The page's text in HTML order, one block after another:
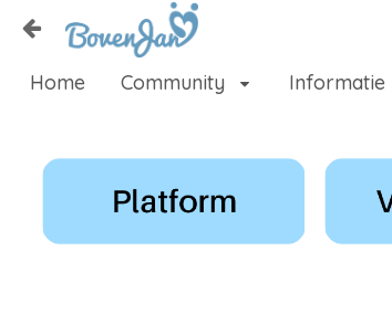
Home
Home Community Informatie